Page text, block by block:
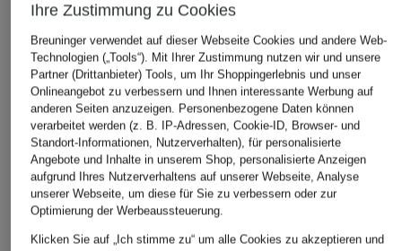
Ihre Zustimmung zu Cookies
Breuninger verwendet auf dieser Webseite Cookies und andere Web-
Technologien („Tools“). Mit Ihrer Zustimmung nutzen wir und unsere
Partner (Drittanbieter) Tools, um Ihr Shoppingerlebnis und unser
Onlineangebot zu verbessern und Ihnen interessante Werbung auf
anderen Seiten anzuzeigen. Personenbezogene Daten können
verarbeitet werden (z. B. IP-Adressen, Cookie-ID, Browser- und
Standort-Informationen, Nutzerverhalten), für personalisierte
Angebote und Inhalte in unserem Shop, personalisierte Anzeigen
aufgrund Ihres Nutzerverhaltens auf unserer Webseite, Analyse
unserer Webseite, um diese für Sie zu verbessern oder zur
Optimierung der Werbeaussteuerung.
Klicken Sie auf „Ich stimme zu“ um alle Cookies zu akzeptieren und